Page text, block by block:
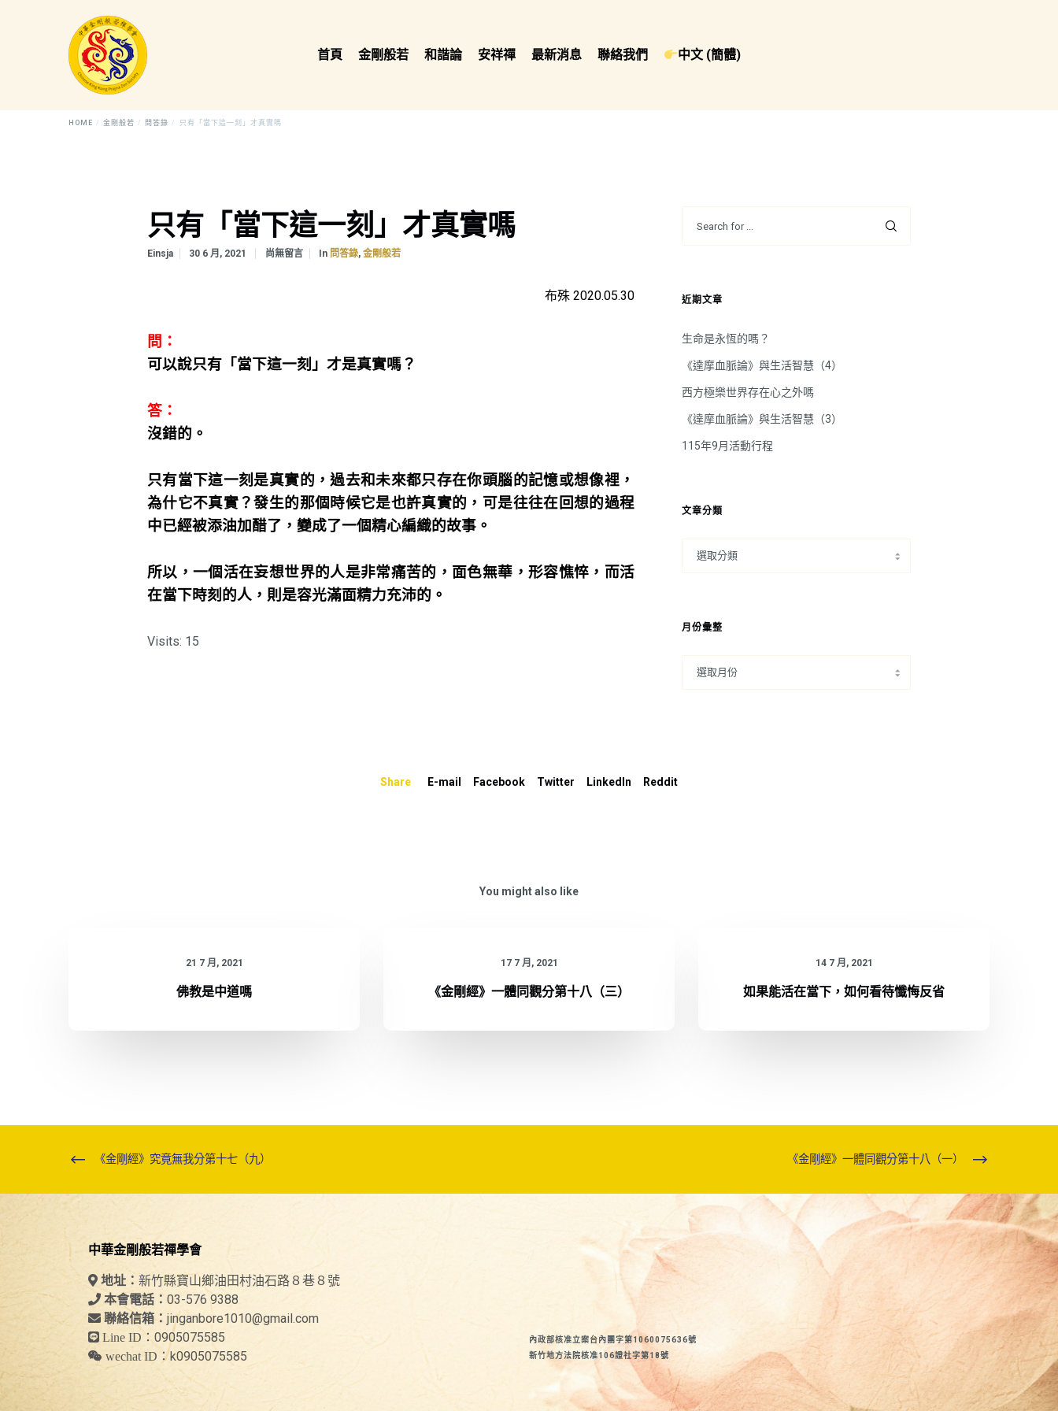
首頁 金剛般若 和諧論 安祥禪 最新消息 聯絡我們 中文 (簡體)
HOME 金剛般若 問答錄 只有「當下這一刻」才真實嗎
只有「當下這一刻」才真實嗎
Einsja 30 6 月, 2021 尚無留言 In 問答錄,金剛般若
布殊 2020.05.30
問：
可以說只有「當下這一刻」才是真實嗎？
答：
沒錯的。
只有當下這一刻是真實的，過去和未來都只存在你頭腦的記憶或想像裡，
為什它不真實？發生的那個時候它是也許真實的，可是往往在回想的過程
中已經被添油加醋了，變成了一個精心編織的故事。
所以，一個活在妄想世界的人是非常痛苦的，面色無華，形容憔悴，而活
在當下時刻的人，則是容光滿面精力充沛的。
Visits: 15
近期文章
生命是永恆的嗎？
《達摩血脈論》與生活智慧（4）
西方極樂世界存在心之外嗎
《達摩血脈論》與生活智慧（3）
115年9月活動行程
文章分類
月份彙整
Share E-mail Facebook Twitter LinkedIn Reddit
You might also like
21 7 月, 2021
佛教是中道嗎
17 7 月, 2021
《金剛經》一體同觀分第十八（三）
14 7 月, 2021
如果能活在當下，如何看待懺悔反省
《金剛經》究竟無我分第十七（九） 《金剛經》一體同觀分第十八（一）
中華金剛般若禪學會
地址： 新竹縣寶山鄉油田村油石路８巷８號
本會電話： 03-576 9388
聯絡信箱： jinganbore1010@gmail.com
Line ID： 0905075585
wechat ID：k0905075585
內政部核准立案台內團字第1060075636號
新竹地方法院核准106證社字第18號